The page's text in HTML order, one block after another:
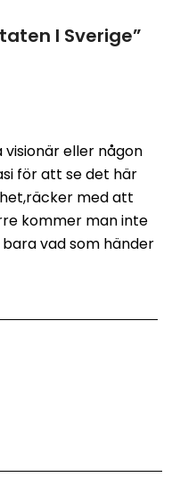
I Sverige”
eller någon
för att se det här
med att
kommer man inte
vad som händer